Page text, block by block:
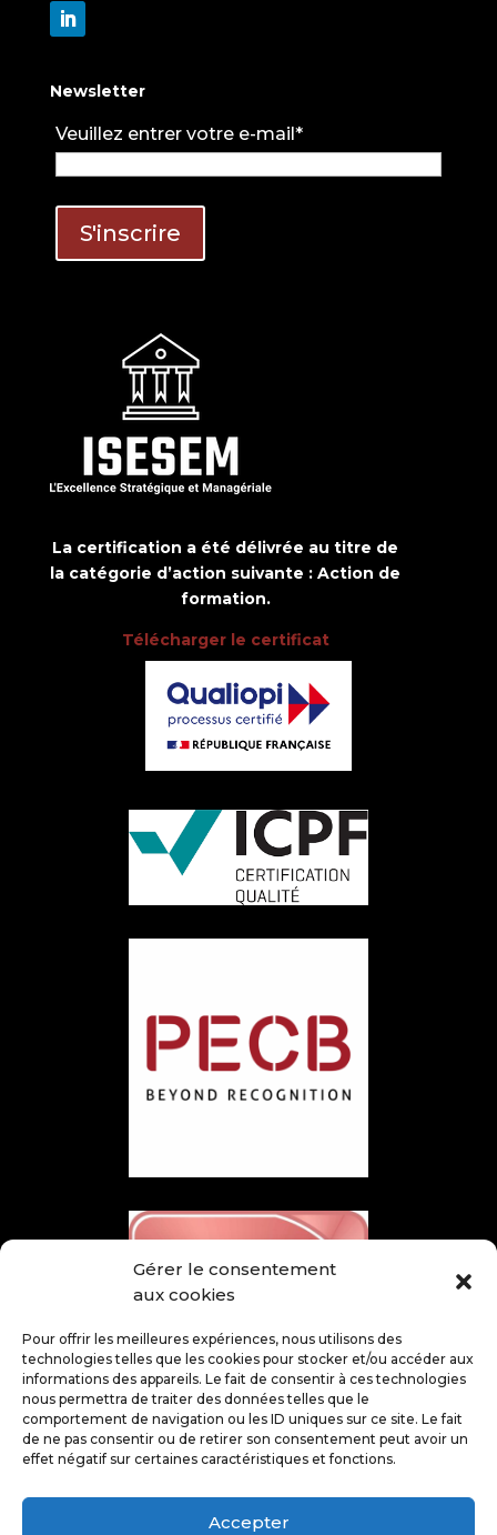
Gérer le consentement
aux cookies
Pour offrir les meilleures expériences, nous utilisons des
technologies telles que les cookies pour stocker et/ou accéder aux
informations des appareils. Le fait de consentir à ces technologies
nous permettra de traiter des données telles que le
comportement de navigation ou les ID uniques sur ce site. Le fait
de ne pas consentir ou de retirer son consentement peut avoir un
effet négatif sur certaines caractéristiques et fonctions.
Accepter
Newsletter
Veuillez entrer votre e-mail*
La certification a été délivrée au titre de
la catégorie d’action suivante : Action de
formation.
Télécharger le certificat